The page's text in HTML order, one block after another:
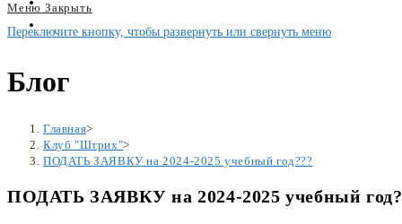
Меню Закрыть
Переключите кнопку, чтобы развернуть или свернуть меню
Блог
Главная>
Клуб "Штрих">
ПОДАТЬ ЗАЯВКУ на 2024-2025 учебный год???
ПОДАТЬ ЗАЯВКУ на 2024-2025 учебный